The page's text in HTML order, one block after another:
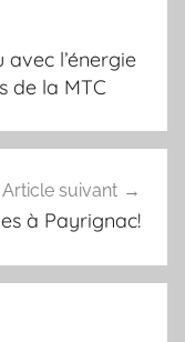
avec l’énergie
de la MTC
Article suivant
à Payrignac!